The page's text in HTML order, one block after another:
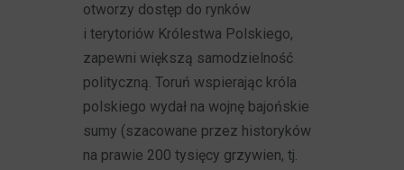
otworzy dostęp do rynków
i terytoriów Królestwa Polskiego,
zapewni większą samodzielność
polityczną. Toruń wspierając króla
polskiego wydał na wojnę bajońskie
sumy (szacowane przez historyków
na prawie 200 tysięcy grzywien, tj.